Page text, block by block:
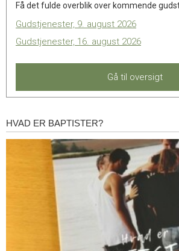
Få det fulde overblik over kommende
Gudstjenester, 9. august 2026
Gudstjenester, 16. august 2026
Gå til oversigt
Hvad
HVAD ER BAPTISTER?